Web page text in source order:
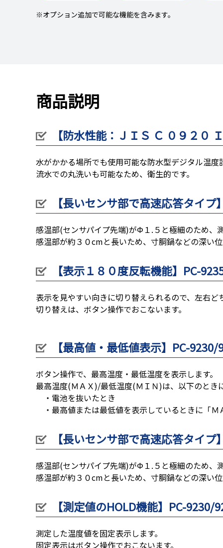
※オプション追加で可能な機能を含みます。
商品説明
【防水性能：ＪＩＳ Ｃ ０９２０
水がかかる場所でも使用可能な防水型デジタル温度
流水での丸洗いも可能なため、衛生的です。
【長いセンサ部で高速応答タイプ
感温部(センサパイプ先端)がΦ１.５と極細のため、
感温部が約３０cmと長いため、寸胴鍋などの深い
【表示１８０度反転機能】PC-
表示を見やすい向きに切り替えられるので、左右ど
切り替えは、ボタン操作でおこないます。
【最高値・最低値表示】PC-9230/
ボタン操作で、最高温度・最低温度を表示します。
最高温度(ＭＡＸ)/最低温度(ＭＩＮ)は、以下のとき
・電池を抜いたとき
・最高値または最低値を表示しているときに「
【長いセンサ部で高速応答タイプ
感温部(センサパイプ先端)がΦ１.５と極細のため、
感温部が約３０cmと長いため、寸胴鍋などの深い
【測定値のHOLD機能】PC-9230/
測定した温度値を固定表示します。
固定表示はボタン操作でおこないます。